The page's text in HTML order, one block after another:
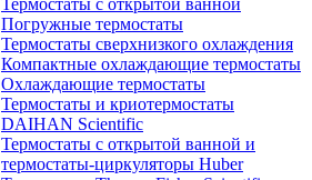
Погружные термостаты
Термостаты сверхнизкого охлаждения
Компактные охлаждающие термостаты
Охлаждающие термостаты
Термостаты и криотермостаты
DAIHAN Scientific
Термостаты с открытой ванной и
термостаты-циркуляторы Huber